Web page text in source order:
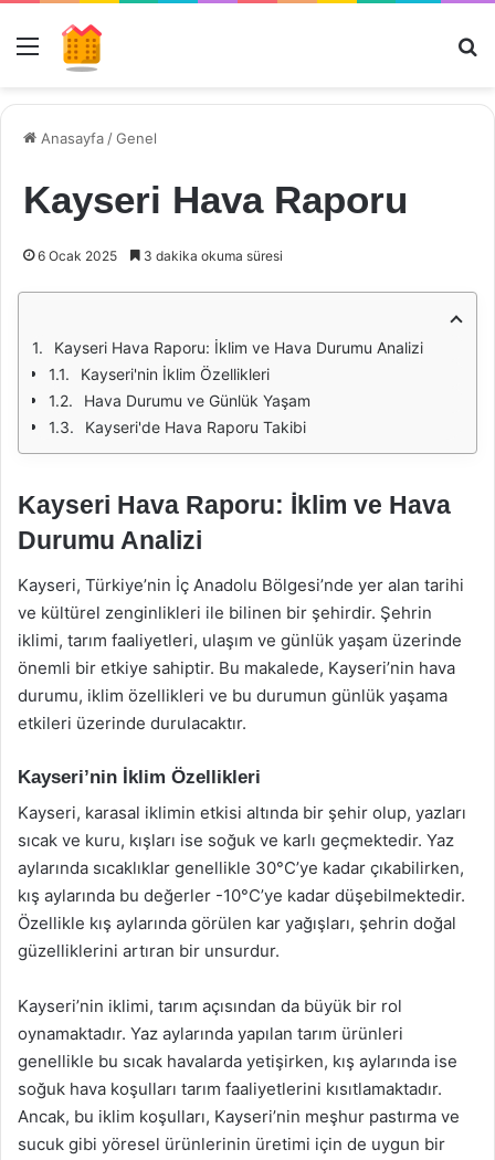
Menü
Anasayfa /Genel
Kayseri Hava Raporu
6 Ocak 2025 3 dakika okuma süresi
Kayseri Hava Raporu: İklim ve Hava Durumu Analizi
Kayseri'nin İklim Özellikleri
Hava Durumu ve Günlük Yaşam
Kayseri'de Hava Raporu Takibi
Kayseri Hava Raporu: İklim ve Hava
Durumu Analizi
Kayseri, Türkiye’nin İç Anadolu Bölgesi’nde yer alan tarihi
ve kültürel zenginlikleri ile bilinen bir şehirdir. Şehrin
iklimi, tarım faaliyetleri, ulaşım ve günlük yaşam üzerinde
önemli bir etkiye sahiptir. Bu makalede, Kayseri’nin hava
durumu, iklim özellikleri ve bu durumun günlük yaşama
etkileri üzerinde durulacaktır.
Kayseri’nin İklim Özellikleri
Kayseri, karasal iklimin etkisi altında bir şehir olup, yazları
sıcak ve kuru, kışları ise soğuk ve karlı geçmektedir. Yaz
aylarında sıcaklıklar genellikle 30°C’ye kadar çıkabilirken,
kış aylarında bu değerler -10°C’ye kadar düşebilmektedir.
Özellikle kış aylarında görülen kar yağışları, şehrin doğal
güzelliklerini artıran bir unsurdur.
Kayseri’nin iklimi, tarım açısından da büyük bir rol
oynamaktadır. Yaz aylarında yapılan tarım ürünleri
genellikle bu sıcak havalarda yetişirken, kış aylarında ise
soğuk hava koşulları tarım faaliyetlerini kısıtlamaktadır.
Ancak, bu iklim koşulları, Kayseri’nin meşhur pastırma ve
sucuk gibi yöresel ürünlerinin üretimi için de uygun bir